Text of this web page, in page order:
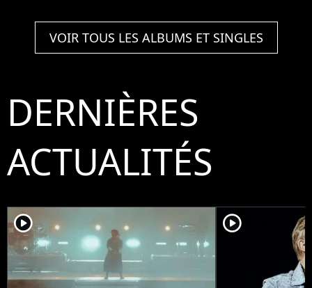
[MK Remix]
[David Guetta
Remix]
VOIR TOUS LES ALBUMS ET SINGLES
DERNIÈRES
ACTUALITÉS
player2 player2